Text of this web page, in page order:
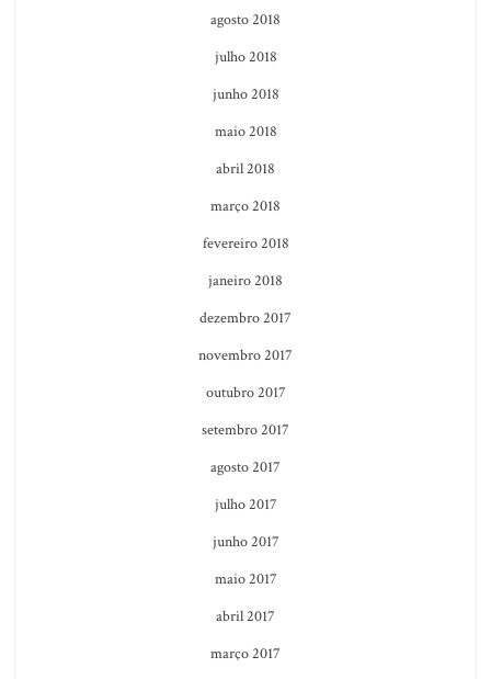
agosto 2018
julho 2018
junho 2018
maio 2018
abril 2018
março 2018
fevereiro 2018
janeiro 2018
dezembro 2017
novembro 2017
outubro 2017
setembro 2017
agosto 2017
julho 2017
junho 2017
maio 2017
abril 2017
março 2017